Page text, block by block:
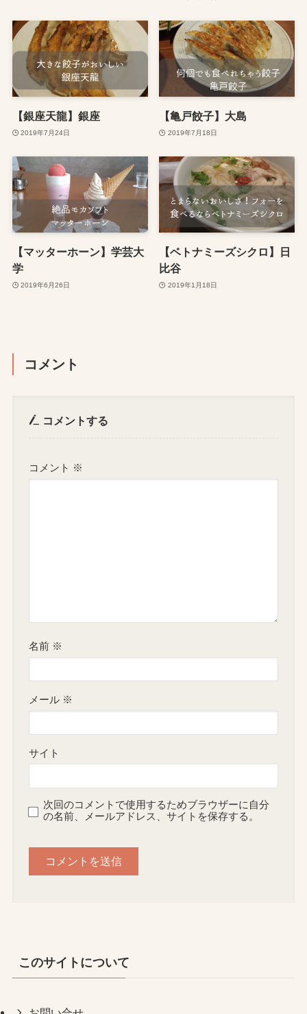
【銀座天龍】銀座
2019年7月24日
【亀戸餃子】大島
2019年7月18日
【マッターホーン】学芸大
学
2019年6月26日
【ベトナミーズシクロ】日
比谷
2019年1月18日
コメント
コメントする
コメント ※
名前 ※
メール ※
サイト
次回のコメントで使用するためブラウザーに自分
の名前、メールアドレス、サイトを保存する。
このサイトについて